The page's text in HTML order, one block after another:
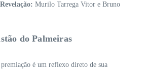
Murilo Tarrega Vitor e Bruno
do Palmeiras
é um reflexo direto de sua